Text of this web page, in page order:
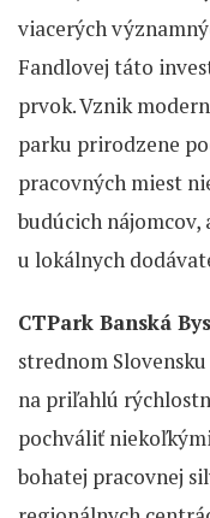
viacerých
Fandlovej táto
prvok. Vznik
parku prirodzene
pracovných miest
budúcich nájomcov,
u lokálnych
CTPark Banská
strednom
na priľahlú
pochváliť
bohatej pracovnej